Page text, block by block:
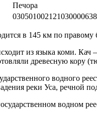
Печора
в 145 км по
из языка коми. Кач
древесную кору
водного
реки Уса, речной
водном